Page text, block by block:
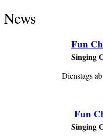
News
Fun
Singing
Dienstags
Fun
Singing